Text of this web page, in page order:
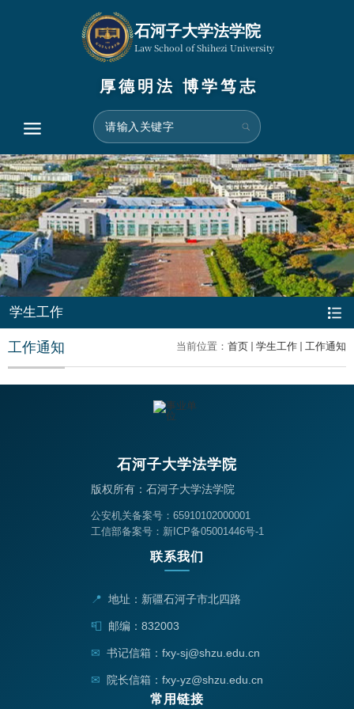
石河子大学法学院
Law School of Shihezi University
厚德明法 博学笃志
学生工作
当前位置： 首页 学生工作 工作通知
工作通知
石河子大学法学院
版权所有：石河子大学法学院
公安机关备案号：65910102000001
工信部备案号：新ICP备05001446号-1
联系我们
📍 地址：新疆石河子市北四路
📮 邮编：832003
✉ 书记信箱：fxy-sj@shzu.edu.cn
✉ 院长信箱：fxy-yz@shzu.edu.cn
常用链接